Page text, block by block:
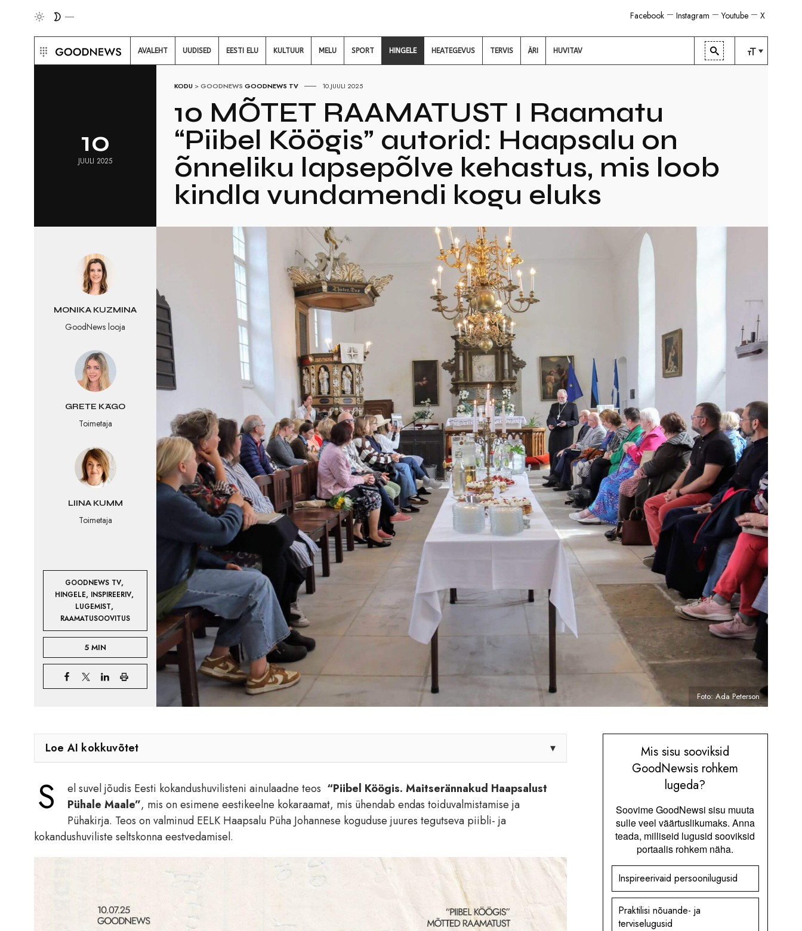
X
Youtube
Instagram
Facebook
AVALEHT UUDISED EESTI ELU KULTUUR MELU SPORT HINGELE HEATEGEVUS TERVIS ÄRI HUVITAV
10
JUULI 2025
KODU >GOODNEWS GOODNEWS TV 10.JUULI 2025
10 MÕTET RAAMATUST I Raamatu
“Piibel Köögis” autorid: Haapsalu on
õnneliku lapsepõlve kehastus, mis loob
kindla vundamendi kogu eluks
MONIKA KUZMINA
GoodNews looja
GRETE KÄGO
Toimetaja
LIINA KUMM
Toimetaja
GOODNEWS TV,
HINGELE, INSPIREERIV,
LUGEMIST,
RAAMATUSOOVITUS
5 MIN
Foto: Ada Peterson
Loe AI kokkuvõtet ▾
S el suvel jõudis Eesti kokandushuvilisteni ainulaadne teos “Piibel Köögis. Maitserännakud Haapsalust
Pühale Maale”, mis on esimene eestikeelne kokaraamat, mis ühendab endas toiduvalmistamise ja
Pühakirja. Teos on valminud EELK Haapsalu Püha Johannese koguduse juures tegutseva piibli- ja
kokandushuviliste seltskonna eestvedamisel.
Mis sisu sooviksid
GoodNewsis rohkem
lugeda?
Soovime GoodNewsi sisu muuta
sulle veel väärtuslikumaks. Anna
teada, milliseid lugusid sooviksid
portaalis rohkem näha.
Inspireerivaid persoonilugusid
Praktilisi nõuande- ja
terviselugusid